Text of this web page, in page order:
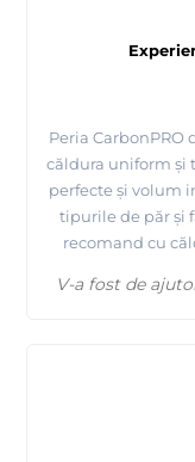
Peria CarbonPRO
căldura uniform și
perfecte și volum
tipurile de păr și
recomand cu
V-a fost de